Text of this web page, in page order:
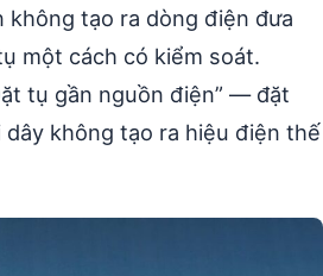
không tạo ra dòng điện đưa
một cách có kiểm soát.
tụ gần nguồn điện” — đặt
dây không tạo ra hiệu điện thế